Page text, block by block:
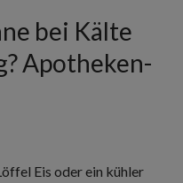
bei Kälte
Apotheken-
Eis oder ein kühler